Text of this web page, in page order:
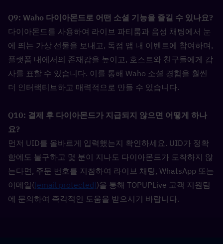
다이아몬드를 사용하여 라이브 파티룸과 음성 채팅에서 눈
에 띄는 가상 선물을 보내고, 독점 앱 내 이벤트에 참여하며,
플랫폼 내에서의 존재감을 높이고, 호스트와 친구들에게 감
사를 표할 수 있습니다. 이를 통해 Waho 소셜 경험을 훨씬
더 인터랙티브하고 매력적으로 만들 수 있습니다.
Q10: 결제 후 다이아몬드가 지급되지 않으면 어떻게 하나
요?
먼저 UID를 올바르게 입력했는지 확인하세요. UID가 정확
함에도 불구하고 몇 분이 지나도 다이아몬드가 도착하지 않
는다면, 주문 번호를 지참하여 라이브 채팅, WhatsApp 또는
이메일([email protected])을 통해 TOPUPLive 고객 지원팀
에 문의하여 즉각적인 도움을 받으시기 바랍니다.